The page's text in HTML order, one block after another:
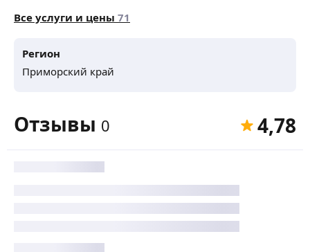
Все услуги и цены 71
Регион
Приморский край
Отзывы 0 4,78